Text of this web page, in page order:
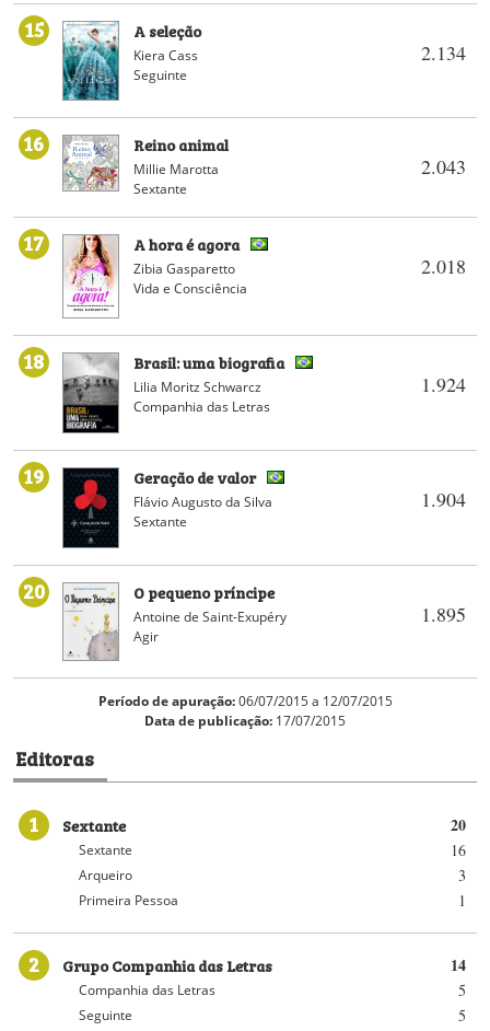
15
2.134
A seleção
Kiera Cass
Seguinte
16
2.043
Reino animal
Millie Marotta
Sextante
17
2.018
A hora é agora
Zibia Gasparetto
Vida e Consciência
18
1.924
Brasil: uma biografia
Lilia Moritz Schwarcz
Companhia das Letras
19
1.904
Geração de valor
Flávio Augusto da Silva
Sextante
20
1.895
O pequeno príncipe
Antoine de Saint-Exupéry
Agir
Período de apuração:06/07/2015 a 12/07/2015
Data de publicação: 17/07/2015
Editoras
1 20
Sextante
16
Sextante
3
Arqueiro
1
Primeira Pessoa
2 14
Grupo Companhia das Letras
5
Companhia das Letras
5
Seguinte